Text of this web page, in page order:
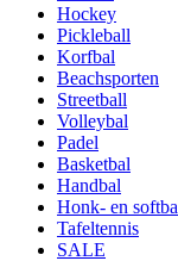
Hockey
Pickleball
Korfbal
Beachsporten
Streetball
Volleybal
Padel
Basketbal
Handbal
Honk- en
Tafeltennis
SALE